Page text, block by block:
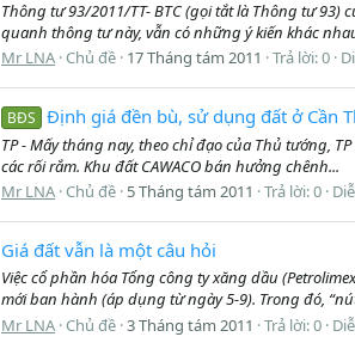
Thông tư 93/2011/TT- BTC (gọi tắt là Thông tư
quanh thông tư này, vẫn có những ý kiến khác
Mr LNA Chủ đề 17 Tháng tám 2011 Trả lời: 0
BĐS Định giá đền bù, sử dụng đất ở Cần
TP - Mấy tháng nay, theo chỉ đạo của Thủ tướng,
các rối rắm. Khu đất CAWACO bán hưởng chênh...
Mr LNA Chủ đề 5 Tháng tám 2011 Trả lời: 0
Giá đất vẫn là một câu hỏi
Việc cổ phần hóa Tổng công ty xăng dầu
mới ban hành (áp dụng từ ngày 5-9). Trong đó,
Mr LNA Chủ đề 3 Tháng tám 2011 Trả lời: 0